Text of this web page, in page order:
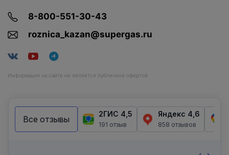
8-800-551-30-43
roznica_kazan@supergas.ru
Информация на сайте не является публичной офертой